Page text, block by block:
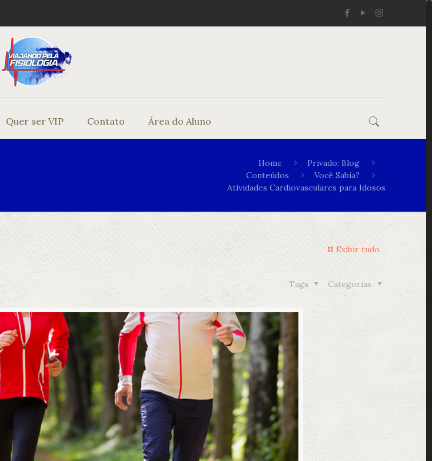
Quer ser VIP Contato Área do Aluno
Home
Privado: Blog
Conteúdos
Você Sabia?
Atividades Cardiovasculares para Idosos
Exibir tudo
Categorias
Tags